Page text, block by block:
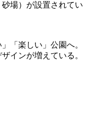
場）が設置されてい
「楽しい」公園へ。
インが増えている。